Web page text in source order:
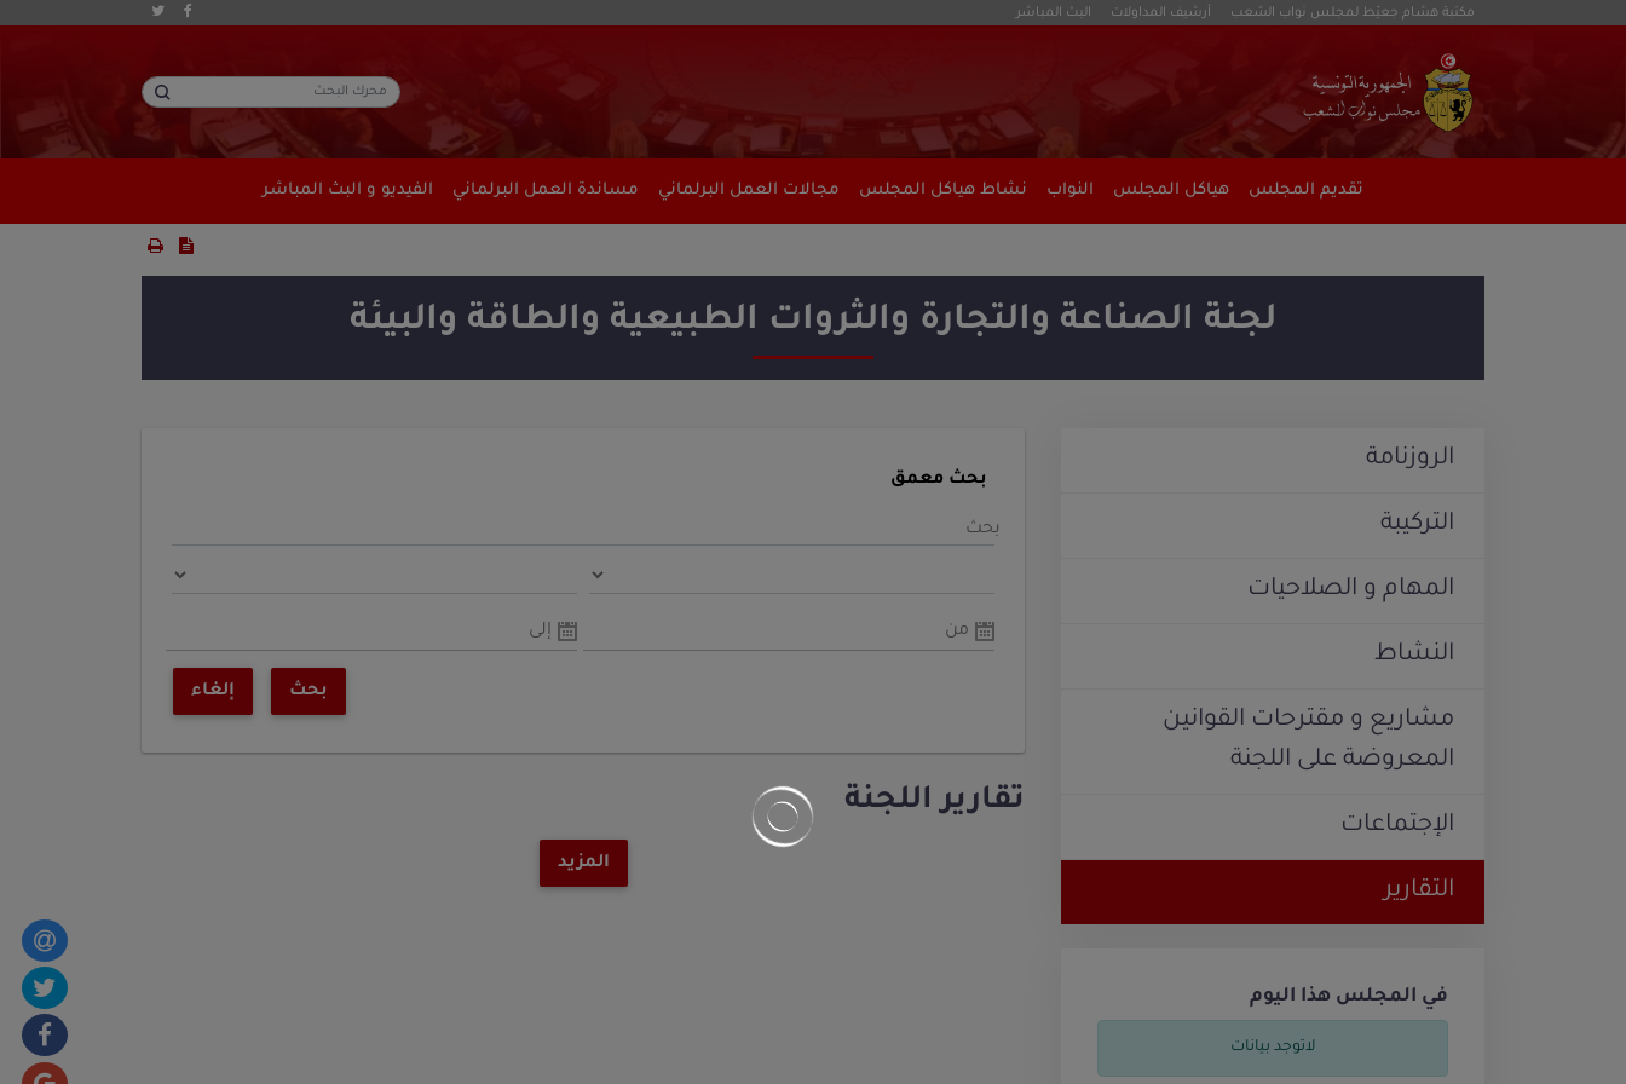
مكتبة هشام جعيّط لمجلس نواب الشعب أرشيف المداولات البث المباشر
تقديم المجلس هياكل المجلس النواب نشاط هياكل المجلس مجالات العمل البرلماني مساندة العمل البرلماني الفيديو و البث المباشر
لجنة الصناعة والتجارة والثروات الطبيعية والطاقة والبيئة
الروزنامة
التركيبة
المهام و الصلاحيات
النشاط
مشاريع و مقترحات القوانين
المعروضة على اللجنة
الإجتماعات
التقارير
في المجلس هذا اليوم
لاتوجد بيانات
بحث معمق
بحث
من إلى
بحث إلغاء
تقارير اللجنة
المزيد